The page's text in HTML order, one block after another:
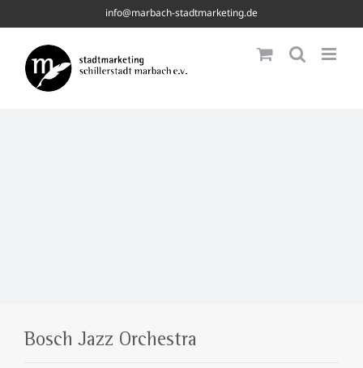
to
content
info@marbach-stadtmarketing.de
Bosch Jazz Orchestra